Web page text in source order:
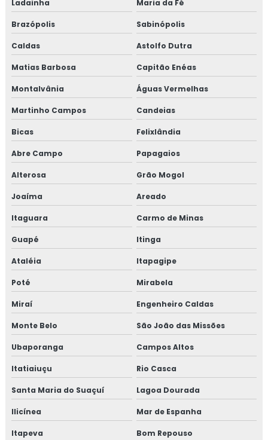
Ladainha Maria da Fé
Brazópolis Sabinópolis
Caldas Astolfo Dutra
Matias Barbosa Capitão Enéas
Montalvânia Águas Vermelhas
Martinho Campos Candeias
Bicas Felixlândia
Abre Campo Papagaios
Alterosa Grão Mogol
Joaíma Areado
Itaguara Carmo de Minas
Guapé Itinga
Ataléia Itapagipe
Poté Mirabela
Miraí Engenheiro Caldas
Monte Belo São João das Missões
Ubaporanga Campos Altos
Itatiaiuçu Rio Casca
Santa Maria do Suaçuí Lagoa Dourada
Ilicínea Mar de Espanha
Itapeva Bom Repouso